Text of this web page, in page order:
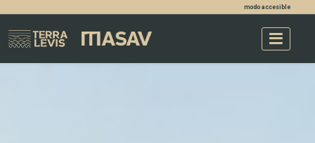
modo accesible